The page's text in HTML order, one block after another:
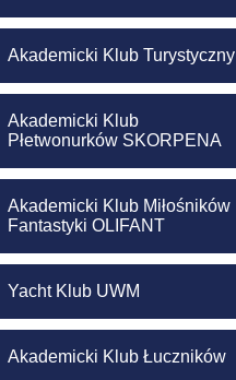
Akademicki Klub Turystyczny
Akademicki Klub
Płetwonurków SKORPENA
Akademicki Klub Miłośników
Fantastyki OLIFANT
Yacht Klub UWM
Akademicki Klub Łuczników